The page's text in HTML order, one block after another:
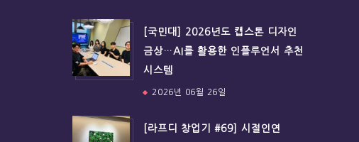
[국민대] 2026년도 캡스톤 디자인
금상…AI를 활용한 인플루언서 추천
시스템
2026년 06월 26일
[라프디 창업기 #69] 시절인연